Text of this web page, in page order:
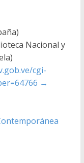
Nacional y
cgi-
→